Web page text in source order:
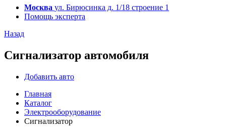
Москва ул. Бирюсинка д. 1/18 строение 1
Помощь эксперта
Назад
Сигнализатор автомобиля
Добавить авто
Главная
Каталог
Электрооборудование
Сигнализатор